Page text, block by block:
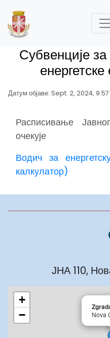
Субвенције
Датум објаве: Sept. 2, 2024,
Расписивање
очекује
Водич за
калкулатор)
ЈНА 110,
Nova
+
−